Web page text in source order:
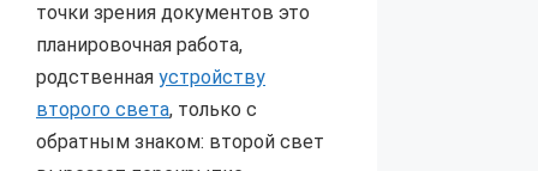
точки зрения документов это
планировочная работа,
родственная устройству
второго света, только с
обратным знаком: второй свет